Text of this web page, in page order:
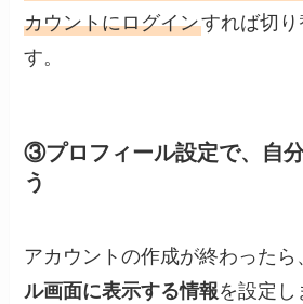
カウントにログインすれば切り
す。
③プロフィール設定で、自
う
アカウントの作成が終わったら
ル画面に表示する情報を設定し